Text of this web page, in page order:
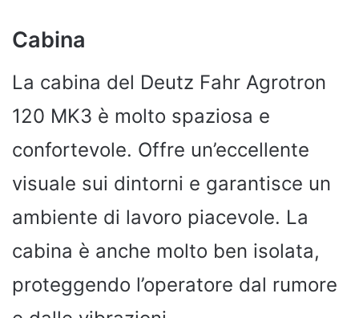
Cabina
La cabina del Deutz Fahr Agrotron
120 MK3 è molto spaziosa e
confortevole. Offre un’eccellente
visuale sui dintorni e garantisce un
ambiente di lavoro piacevole. La
cabina è anche molto ben isolata,
proteggendo l’operatore dal rumore